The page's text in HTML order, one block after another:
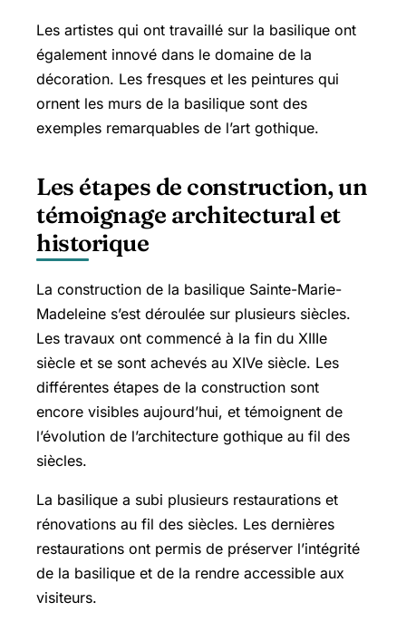
Les artistes qui ont travaillé sur la basilique ont
également innové dans le domaine de la
décoration. Les fresques et les peintures qui
ornent les murs de la basilique sont des
exemples remarquables de l’art gothique.
Les étapes de construction, un
témoignage architectural et
historique
La construction de la basilique Sainte-Marie-
Madeleine s’est déroulée sur plusieurs siècles.
Les travaux ont commencé à la fin du XIIIe
siècle et se sont achevés au XIVe siècle. Les
différentes étapes de la construction sont
encore visibles aujourd’hui, et témoignent de
l’évolution de l’architecture gothique au fil des
siècles.
La basilique a subi plusieurs restaurations et
rénovations au fil des siècles. Les dernières
restaurations ont permis de préserver l’intégrité
de la basilique et de la rendre accessible aux
visiteurs.